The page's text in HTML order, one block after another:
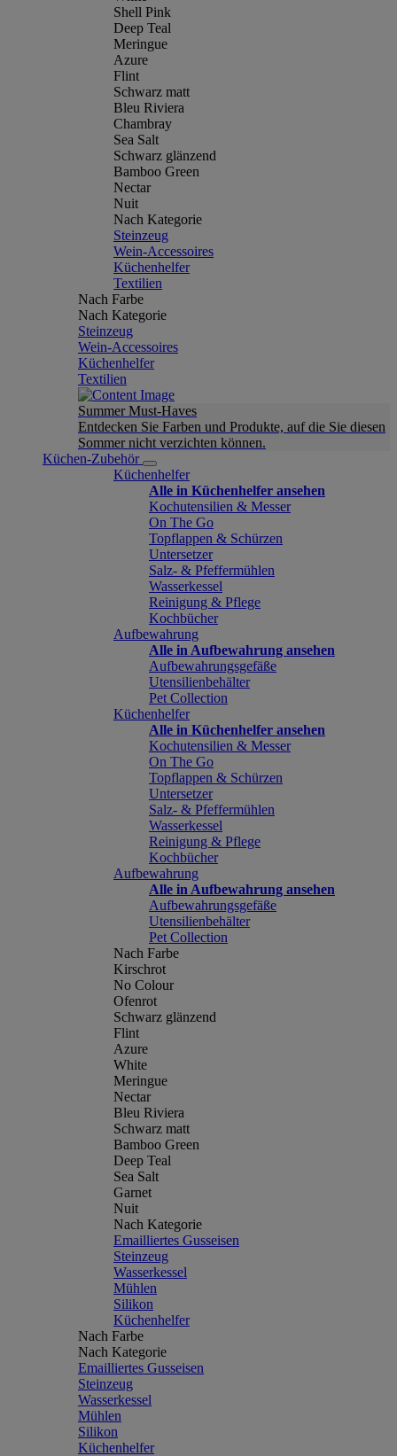
Shell Pink
Deep Teal
Meringue
Azure
Flint
Schwarz matt
Bleu Riviera
Chambray
Sea Salt
Schwarz glänzend
Bamboo Green
Nectar
Nuit
Nach Kategorie
Steinzeug
Wein-Accessoires
Küchenhelfer
Textilien
Nach Farbe
Nach Kategorie
Steinzeug
Wein-Accessoires
Küchenhelfer
Textilien
Summer Must-Haves
Entdecken Sie Farben und Produkte, auf die Sie diesen
Sommer nicht verzichten können.
Küchen-Zubehör
Küchenhelfer
Alle in Küchenhelfer ansehen
Kochutensilien & Messer
On The Go
Topflappen & Schürzen
Untersetzer
Salz- & Pfeffermühlen
Wasserkessel
Reinigung & Pflege
Kochbücher
Aufbewahrung
Alle in Aufbewahrung ansehen
Aufbewahrungsgefäße
Utensilienbehälter
Pet Collection
Küchenhelfer
Alle in Küchenhelfer ansehen
Kochutensilien & Messer
On The Go
Topflappen & Schürzen
Untersetzer
Salz- & Pfeffermühlen
Wasserkessel
Reinigung & Pflege
Kochbücher
Aufbewahrung
Alle in Aufbewahrung ansehen
Aufbewahrungsgefäße
Utensilienbehälter
Pet Collection
Nach Farbe
Kirschrot
No Colour
Ofenrot
Schwarz glänzend
Flint
Azure
White
Meringue
Nectar
Bleu Riviera
Schwarz matt
Bamboo Green
Deep Teal
Sea Salt
Garnet
Nuit
Nach Kategorie
Emailliertes Gusseisen
Steinzeug
Wasserkessel
Mühlen
Silikon
Küchenhelfer
Nach Farbe
Nach Kategorie
Emailliertes Gusseisen
Steinzeug
Wasserkessel
Mühlen
Silikon
Küchenhelfer